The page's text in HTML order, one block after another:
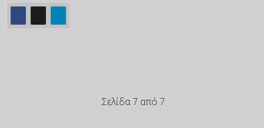
Σελίδα 7 από 7